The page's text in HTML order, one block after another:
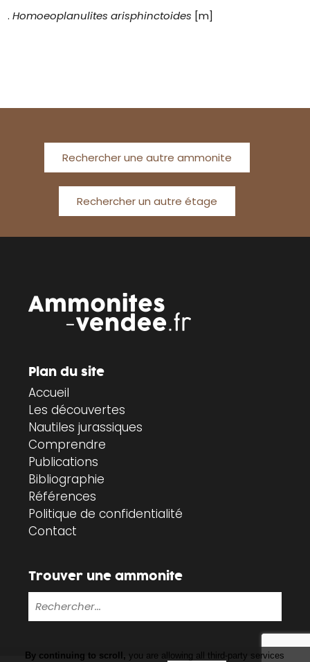
.Homoeoplanulites arisphinctoides [m]
Rechercher une autre ammonite
Rechercher un autre étage
Plan du site
Accueil
Les découvertes
Nautiles jurassiques
Comprendre
Publications
Bibliographie
Références
Politique de confidentialité
Contact
Trouver une ammonite
By continuing to scroll, you are allowing all third-party services